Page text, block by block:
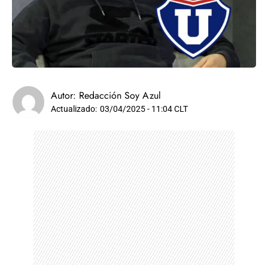
Autor: Redacción Soy Azul
Actualizado: 03/04/2025 - 11:04 CLT